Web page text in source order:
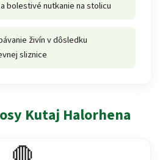
bolestivé nutkanie na stolicu
živín v dôsledku
sliznice
Kutaj Halorhena